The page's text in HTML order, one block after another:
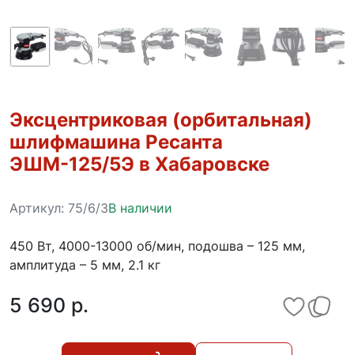
Эксцентриковая (орбитальная)
шлифмашина Ресанта
ЭШМ-125/5Э в Хабаровске
Артикул: 75/6/3В наличии
450 Вт, 4000-13000 об/мин, подошва – 125 мм,
амплитуда – 5 мм, 2.1 кг
5 690 p.